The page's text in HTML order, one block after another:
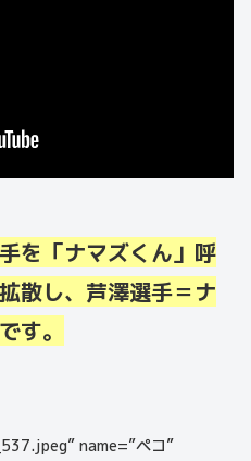
を「ナマズくん」呼
散し、芦澤選手＝ナ
す。
name=”ペコ”